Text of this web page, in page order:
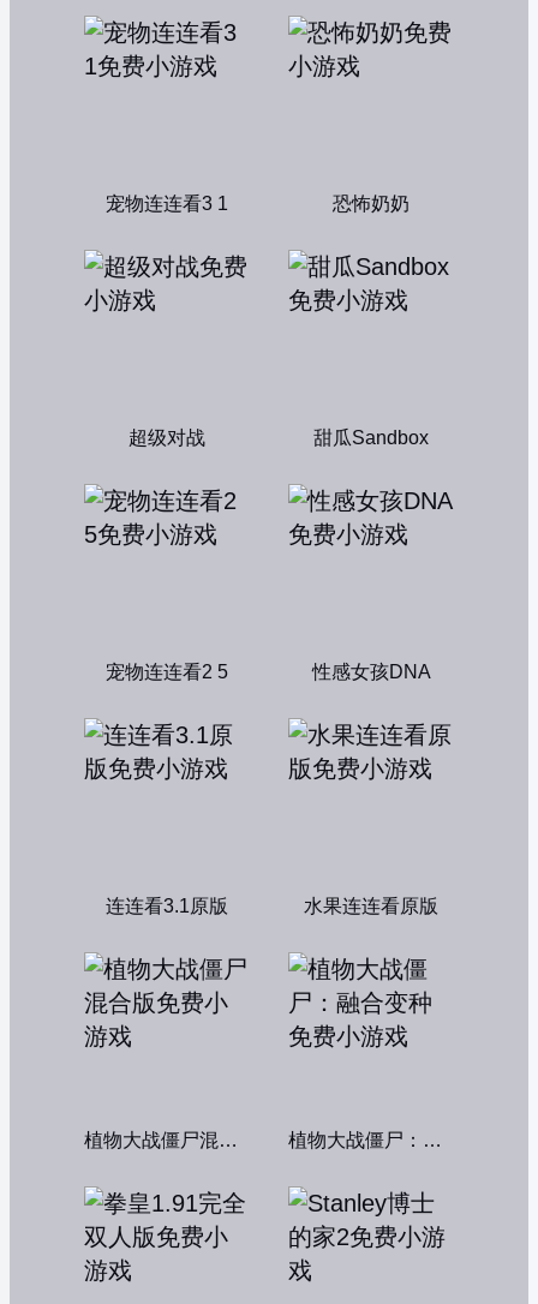
宠物连连看3 1 恐怖奶奶
超级对战 甜瓜Sandbox
宠物连连看2 5 性感女孩DNA
连连看3.1原版 水果连连看原版
植物大战僵尸混合版 植物大战僵尸：融合变种